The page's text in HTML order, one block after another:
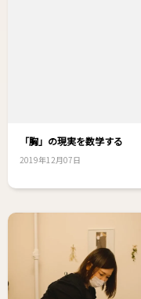
「胸」の現実を数学する
2019年12月07日